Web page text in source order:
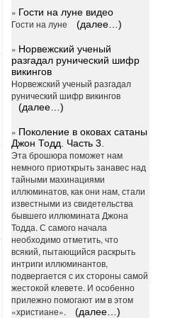
» Гости на луне видео
Гости на луне (далее…)
» Норвежский ученый
разгадал рунический шифр
викингов
Норвежский ученый разгадал
рунический шифр викингов
(далее…)
» Поколение в оковах сатаны
Джон Тодд. Часть 3.
Эта брошюра поможет нам
немного приоткрыть занавес над
тайными махинациями
иллюминатов, как они нам, стали
известными из свидетельства
бывшего иллюмината Джона
Тодда. С самого начала
необходимо отметить, что
всякий, пытающийся раскрыть
интриги иллюминантов,
подвергается с их стороны самой
жестокой клевете. И особенно
прилежно помогают им в этом
«христиане».
(далее…)